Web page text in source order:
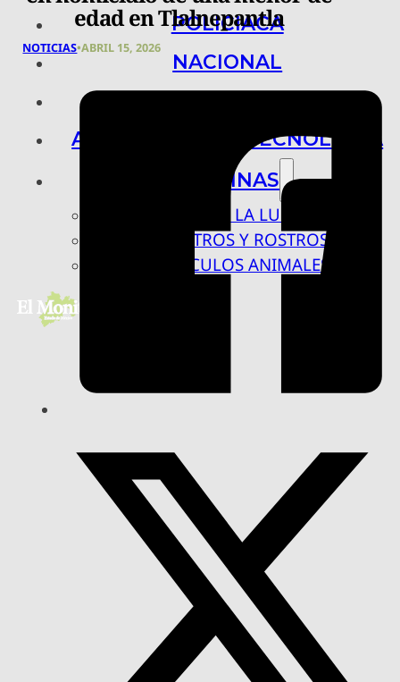
POLICIACA
NACIONAL
ARTE, CIENCIA Y TECNOLOGÍA
COLUMNAS
BAJO LA LUPA
RASTROS Y ROSTROS
VÍNCULOS ANIMALES
edad en Tlalnepantla
NOTICIAS•ABRIL 15, 2026